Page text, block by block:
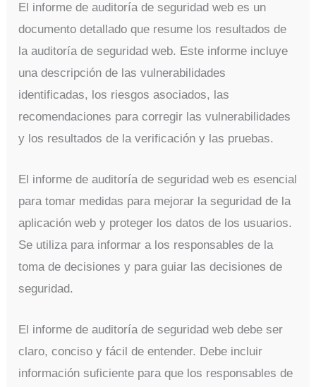
El informe de auditoría de seguridad web es un
documento detallado que resume los resultados de
la auditoría de seguridad web. Este informe incluye
una descripción de las vulnerabilidades
identificadas, los riesgos asociados, las
recomendaciones para corregir las vulnerabilidades
y los resultados de la verificación y las pruebas.
El informe de auditoría de seguridad web es esencial
para tomar medidas para mejorar la seguridad de la
aplicación web y proteger los datos de los usuarios.
Se utiliza para informar a los responsables de la
toma de decisiones y para guiar las decisiones de
seguridad.
El informe de auditoría de seguridad web debe ser
claro, conciso y fácil de entender. Debe incluir
información suficiente para que los responsables de